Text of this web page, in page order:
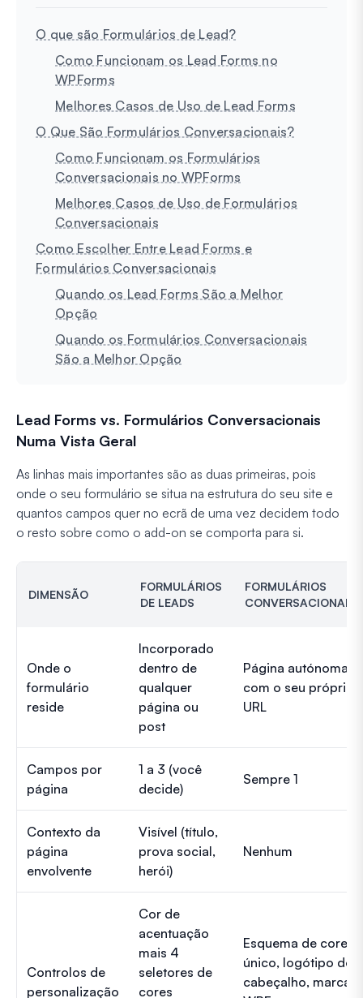
O que são Formulários de Lead?
Como Funcionam os Lead Forms no
WPForms
Melhores Casos de Uso de Lead Forms
O Que São Formulários Conversacionais?
Como Funcionam os Formulários
Conversacionais no WPForms
Melhores Casos de Uso de Formulários
Conversacionais
Como Escolher Entre Lead Forms e
Formulários Conversacionais
Quando os Lead Forms São a Melhor
Opção
Quando os Formulários Conversacionais
São a Melhor Opção
Lead Forms vs. Formulários Conversacionais
Numa Vista Geral
As linhas mais importantes são as duas primeiras, pois
onde o seu formulário se situa na estrutura do seu site e
quantos campos quer no ecrã de uma vez decidem todo
o resto sobre como o add-on se comporta para si.
DIMENSÃO
FORMULÁRIOS
DE LEADS
FORMULÁRIOS
CONVERSACIONAIS
Onde o
formulário
reside
Incorporado
dentro de
qualquer
página ou
post
Página autónoma
com o seu próprio
URL
Campos por
página
1 a 3 (você
decide)
Sempre 1
Contexto da
página
envolvente
Visível (título,
prova social,
herói)
Nenhum
Controlos de
personalização
Cor de
acentuação
mais 4
seletores de
cores
Esquema de cores
único, logótipo do
cabeçalho, marca